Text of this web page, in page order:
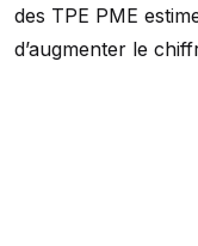
des TPE PME
d’augmenter le